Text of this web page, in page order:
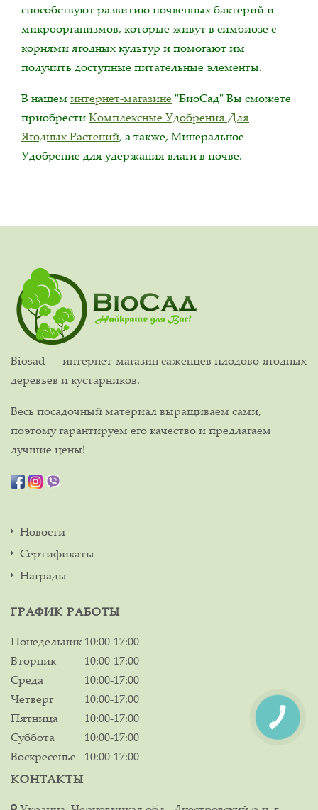
способствуют развитию почвенных бактерий и
микроорганизмов, которые живут в симбиозе с
корнями ягодных культур и помогают им
получить доступные питательные элементы.
В нашем интернет-магазине "БиоСад" Вы сможете
приобрестиКомплексные Удобрения Для
Ягодных Растений, а также, Минеральное
Удобрение для удержания влаги в почве.
Biosad — интернет-магазин саженцев плодово-ягодных
деревьев и кустарников.
Весь посадочный материал выращиваем сами,
поэтому гарантируем его качество и предлагаем
лучшие цены!
Новости
Сертификаты
Награды
ГРАФИК РАБОТЫ
Понедельник 10:00-17:00
Вторник
10:00-17:00
Среда
10:00-17:00
Четверг
10:00-17:00
Пятница
10:00-17:00
Суббота
10:00-17:00
Воскресенье
10:00-17:00
КОНТАКТЫ